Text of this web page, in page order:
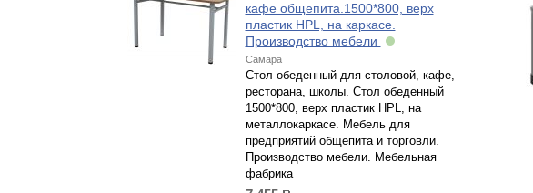
кафе общепита.1500*800, верх
пластик HPL, на каркасе.
Производство мебели
Самара
Стол обеденный для столовой, кафе,
ресторана, школы. Стол обеденный
1500*800, верх пластик HPL, на
металлокаркасе. Мебель для
предприятий общепита и торговли.
Производство мебели. Мебельная
фабрика